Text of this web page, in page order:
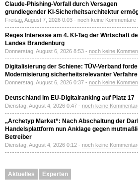
Claude-Phishing-Vorfall durch Versagen
grundlegender KI-Sicherheitsarchitektur
Freitag, August 7, 2026 0:03 - noch keine Kommentare
Reges Interesse am 4. KI-Tag der Wirtschaft
Landes Brandenburg
Donnerstag, August 6, 2026 8:53 - noch keine
Digitalisierung der Schiene: TÜV-Verband
Modernisierung sicherheitsrelevanter
Donnerstag, August 6, 2026 0:37 - noch keine
Deutschland im EU-Digitalranking auf Platz 17
Dienstag, August 4, 2026 0:47 - noch keine
„Archetyp Market“: Nach Abschaltung der
Handelsplattform nun Anklage gegen
Betreiber
Dienstag, August 4, 2026 0:12 - noch keine
Aktuelles Experten